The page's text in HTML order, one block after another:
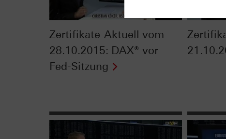
Zertifikate-Aktuell vom
28.10.2015: DAX® vor
Fed-Sitzung